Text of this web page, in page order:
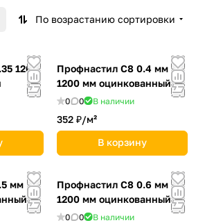
По возрастанию сортировки
1200
Профнастил С8 0.4 мм
1200 мм оцинкованный
0 0 В наличии
352 ₽/м²
В корзину
мм
Профнастил С8 0.6 мм
1200 мм оцинкованный
0 0 В наличии